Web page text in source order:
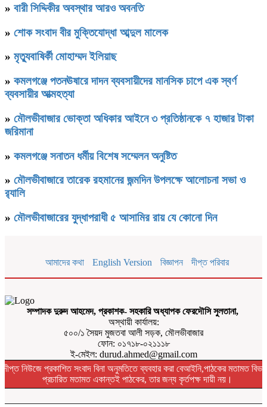
» বারী সিদ্দিকীর অবস্থার আরও অবনতি
» শোক সংবাদ বীর মুক্তিযোদ্ধা আব্দুল মালেক
» মৃত্যুবাষির্কী মোহাম্মদ ইলিয়াছ
» কমলগঞ্জে পতনঊষারে দাদন ব্যবসায়ীদের মানসিক চাপে এক স্বর্ণ
ব্যবসায়ীর আত্মহত্যা
» মৌলভীবাজার ভোক্তা অধিকার আইনে ৩ প্রতিষ্ঠানকে ৭ হাজার টাকা
জরিমানা
» কমলগঞ্জে সনাতন ধর্মীয় বিশেষ সম্মেলন অনুষ্টিত
» মৌলভীবাজারে তারেক রহমানের জন্মদিন উপলক্ষে আলোচনা সভা ও
র‌্যালি
» মৌলভীবাজারের যুদ্ধাপরাধী ৫ আসামির রায় যে কোনো দিন
আমাদের কথা English Version বিজ্ঞাপন দীপ্ত পরিবার
সম্পাদক দুরুদ আহমেদ, প্রকাশক- সহকারি অধ্যাপক ফেরদৌসি সুলতানা,
অস্থায়ী কার্যালয়:
৫০০/১ সৈয়দ মুজতবা আলী সড়ক, মৌলভীবাজার
ফোন: ০১৭১৮-০২১১১৮
ই-মেইল: durud.ahmed@gmail.com
দীপ্ত নিউজে প্রকাশিত সংবাদ বিনা অনুমতিতে ব্যবহার করা বেআইনি,পাঠকের মতামত
প্রচারিত মতামত একান্তই পাঠকের, তার জন্য কৃর্তপক্ষ দায়ী নয়।